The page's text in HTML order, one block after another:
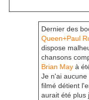
Dernier des
Queen+Paul
dispose
chansons
Brian May à
Je n'ai aucune
filmé détient
aurait été plus